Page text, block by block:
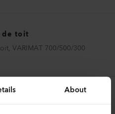
About
toit
VARIMAT 700/500/300